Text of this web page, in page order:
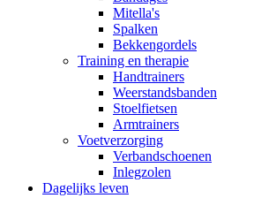
Mitella's
Spalken
Bekkengordels
Training en therapie
Handtrainers
Weerstandsbanden
Stoelfietsen
Armtrainers
Voetverzorging
Verbandschoenen
Inlegzolen
Dagelijks leven